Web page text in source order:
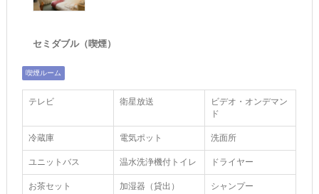
セミダブル（喫煙）
喫煙ルーム
テレビ 衛星放送
ビデオ・オンデマン
ド
冷蔵庫 電気ポット 洗面所
ユニットバス 温水洗浄機付トイレ ドライヤー
お茶セット 加湿器（貸出） シャンプー